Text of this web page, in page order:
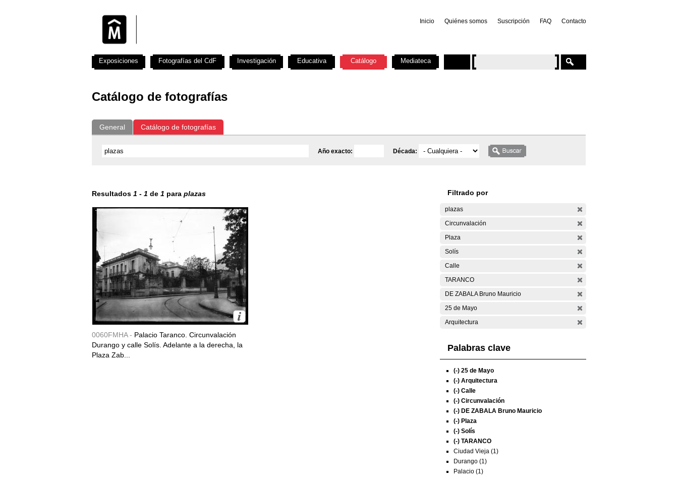
Inicio Quiénes somos Suscripción FAQ Contacto
Catálogo de fotografías
General Catálogo de fotografías
Año exacto: Década:
Resultados 1 - 1 de 1 para plazas
0060FMHA - Palacio Taranco. Circunvalación
Durango y calle Solís. Adelante a la derecha, la
Plaza Zab...
Filtrado por
plazas
Circunvalación
Plaza
Solís
Calle
TARANCO
DE ZABALA Bruno Mauricio
25 de Mayo
Arquitectura
Palabras clave
(-) 25 de Mayo
(-) Arquitectura
(-) Calle
(-) Circunvalación
(-) DE ZABALA Bruno Mauricio
(-) Plaza
(-) Solís
(-) TARANCO
Ciudad Vieja (1)
Durango (1)
Palacio (1)
Exposiciones Fotografías del CdF Investigación Educativa Catálogo Mediateca